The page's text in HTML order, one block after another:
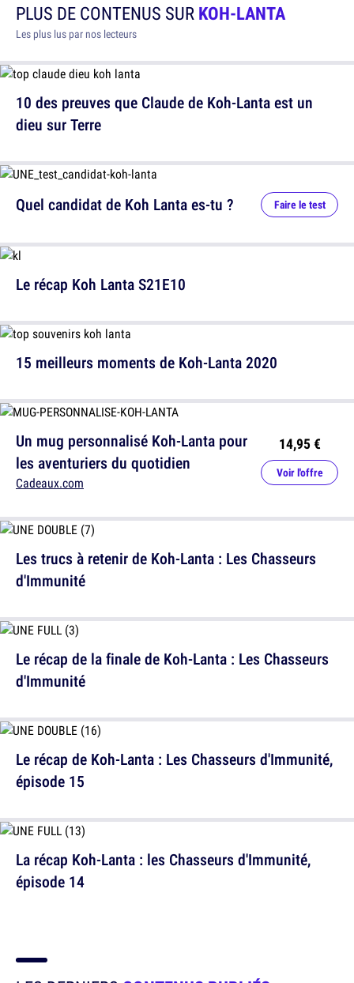
PLUS DE CONTENUS SURKOH-LANTA
Les plus lus par nos lecteurs
10 des preuves que Claude de Koh-Lanta est un
dieu sur Terre
15 meilleurs moments de Koh-Lanta 2020
Les trucs à retenir de Koh-Lanta : Les Chasseurs
d'Immunité
Le récap de Koh-Lanta : Les Chasseurs d'Immunité,
épisode 15
Quel candidat de Koh Lanta es-tu ? Faire le test
Le récap Koh Lanta S21E10
Un mug personnalisé Koh-Lanta pour
les aventuriers du quotidien
Cadeaux.com
14,95 €
Voir l'offre
Le récap de la finale de Koh-Lanta : Les Chasseurs
d'Immunité
La récap Koh-Lanta : les Chasseurs d'Immunité,
épisode 14